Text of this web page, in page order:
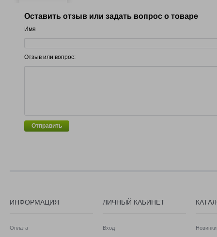
Оставить отзыв или задать вопрос о товаре
Имя
Отзыв или вопрос:
Отправить
ИНФОРМАЦИЯ
Оплата
ЛИЧНЫЙ КАБИНЕТ
Вход Новинки